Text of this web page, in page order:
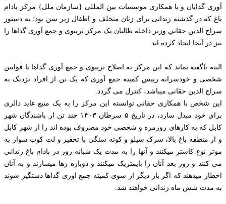
آوری گدایان و با همکاری موسسات بین المللی {سازمان ملل} مرکز بادام
باغ که در گذشته زندانی برای زنان متخلف و اطفال زیر سن بود؛ به دستور
سراج الدين حقاني وزير داخله طالبان یک مرکز تربیوی و جمع آوری گداها را
نیز در آنجا ایجاد کرده اند.
البته ناگفته نماند که این مرکز به اصلاح تربیوی و جمع آوری گداها با قوانین
شخصی و خودسرانه رییس کمیته جمع آوری که یک تن از افراد نزدیک به
سراج الدین حقانی میباشد، کنترل می گردد.
این شخص با همکاری حقانی توانسته این مرکز را به یک منبع عاید دالری
برای خود مبدل سازد، در تاریخ ۵ سرطان ۱۴۰۳ چند تن از باشندگان شهر
کابل که به کارهای روزمره و شخصی خود مصروف بوده اند را از شهر کابل
و از منطقه باغ بالا، سرک سیلو و کوته سنگی با تحقیر و لت كوب سوار به
موتر نوع کاستر میکنند و آنها را به مدت یک شبانه روز در بادام باغ زندانی
می کنند و روز بعد آنان را بایمتریک میکنند و دوباره رها میسازند و به آنان
اخطار میدهند که اگر بار دیگر از سوی کمیته جمع اوری گداها دستگیر شوند
به مدت شش ماه زندانی خواهند شد.